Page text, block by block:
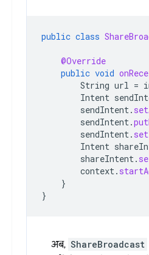
public class
@Override
public void
String url =
Intent
sendIntent.
sendIntent.
sendIntent.
Intent
shareIntent.
context.
}
}
अब, ShareBroadcast